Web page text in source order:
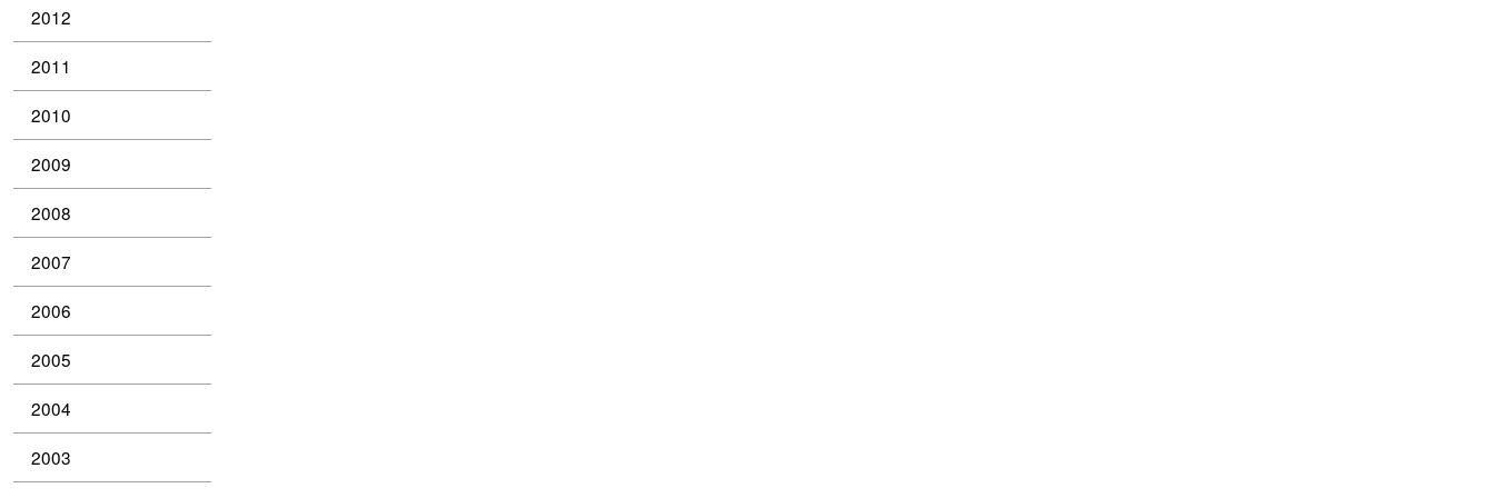
2012
2011
2010
2009
2008
2007
2006
2005
2004
2003